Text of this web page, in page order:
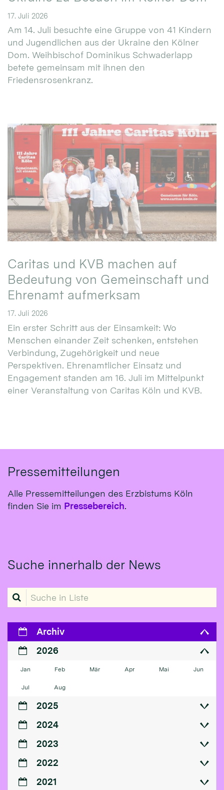
17. Juli 2026
Am 14. Juli besuchte eine Gruppe von 41 Kindern
und Jugendlichen aus der Ukraine den Kölner
Dom. Weihbischof Dominikus Schwaderlapp
betete gemeinsam mit ihnen den
Friedensrosenkranz.
Caritas und KVB machen auf
Bedeutung von Gemeinschaft und
Ehrenamt aufmerksam
17. Juli 2026
Ein erster Schritt aus der Einsamkeit: Wo
Menschen einander Zeit schenken, entstehen
Verbindung, Zugehörigkeit und neue
Perspektiven. Ehrenamtlicher Einsatz und
Engagement standen am 16. Juli im Mittelpunkt
einer Veranstaltung von Caritas Köln und KVB.
Pressemitteilungen
Alle Pressemitteilungen des Erzbistums Köln
finden Sie im Pressebereich.
Suche innerhalb der News
Suche in Liste
Archiv
2026
Jan Feb Mär Apr Mai Jun
Jul Aug
2025
2024
2023
2022
2021